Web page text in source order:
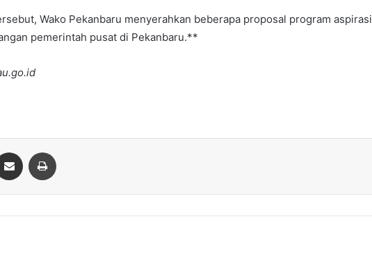
Wako Pekanbaru menyerahkan beberapa proposal program aspirasi
pemerintah pusat di Pekanbaru.**
Share via Email